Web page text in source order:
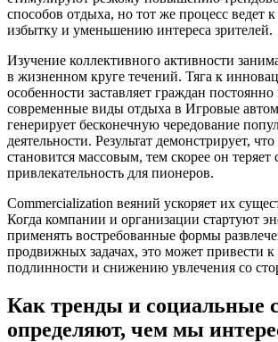
способов отдыха, но тот же процесс ведет
избытку и уменьшению интереса зрителей.
Изучение коллективного активности
в жизненном круге течений. Тяга к
особенности заставляет граждан
современные виды отдыха в Игровые
генерирует бесконечную чередование
деятельности. Результат демонстрирует,
становится массовым, тем скорее он теряет
привлекательность для пионеров.
Commercialization веяний ускоряет их
Когда компании и организации стартуют
применять востребованные формы
продвижных задачах, это может привести к
подлинности и снижению увлечения со
Как тренды и социальные
определяют, чем мы